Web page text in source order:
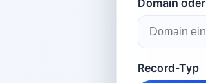
Domain
Record-Typ